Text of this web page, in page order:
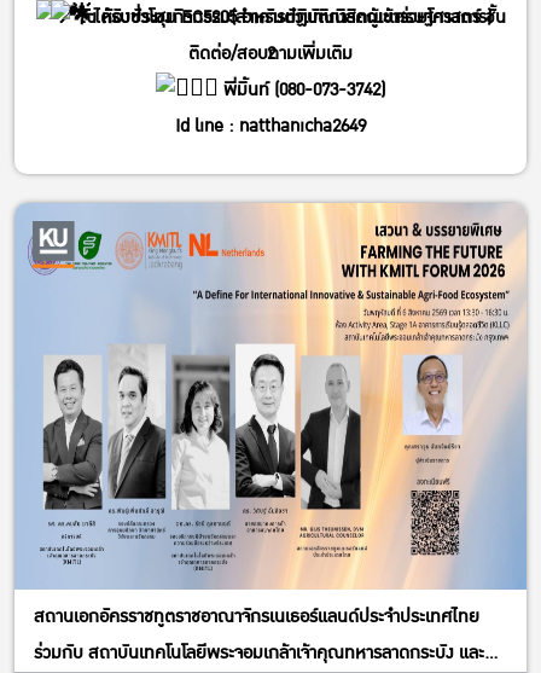
ณ ห้องประชุม EC5205 อาคารปฏิบัติการคณะเศรษฐศาสตร์ ชั้น
2
ได้รับชั่วโมงกิจกรรม(สำหรับตัวแทนนิสิตผู้เข้าร่วมโครงการ)
ติดต่อ/สอบถามเพิ่มเติม
พี่มิ้นท์ (080-073-3742)
Id line : natthanicha2649
พี่โฟร์ (086-339-3381)
Id line : fourbrabra424
สถานเอกอัครราชทูตราชอาณาจักรเนเธอร์แลนด์ประจำประเทศไทย
ร่วมกับ สถาบันเทคโนโลยีพระจอมเกล้าเจ้าคุณทหารลาดกระบัง และ